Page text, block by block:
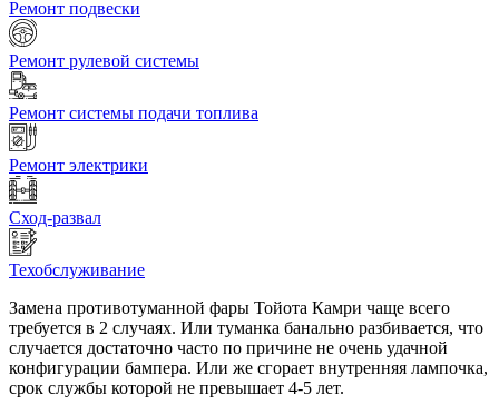
Ремонт подвески
Ремонт рулевой системы
Ремонт системы подачи топлива
Ремонт электрики
Сход-развал
Техобслуживание
Замена противотуманной фары Тойота Камри чаще всего
требуется в 2 случаях. Или туманка банально разбивается, что
случается достаточно часто по причине не очень удачной
конфигурации бампера. Или же сгорает внутренняя лампочка,
срок службы которой не превышает 4-5 лет.